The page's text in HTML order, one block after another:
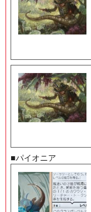
■パイオニア